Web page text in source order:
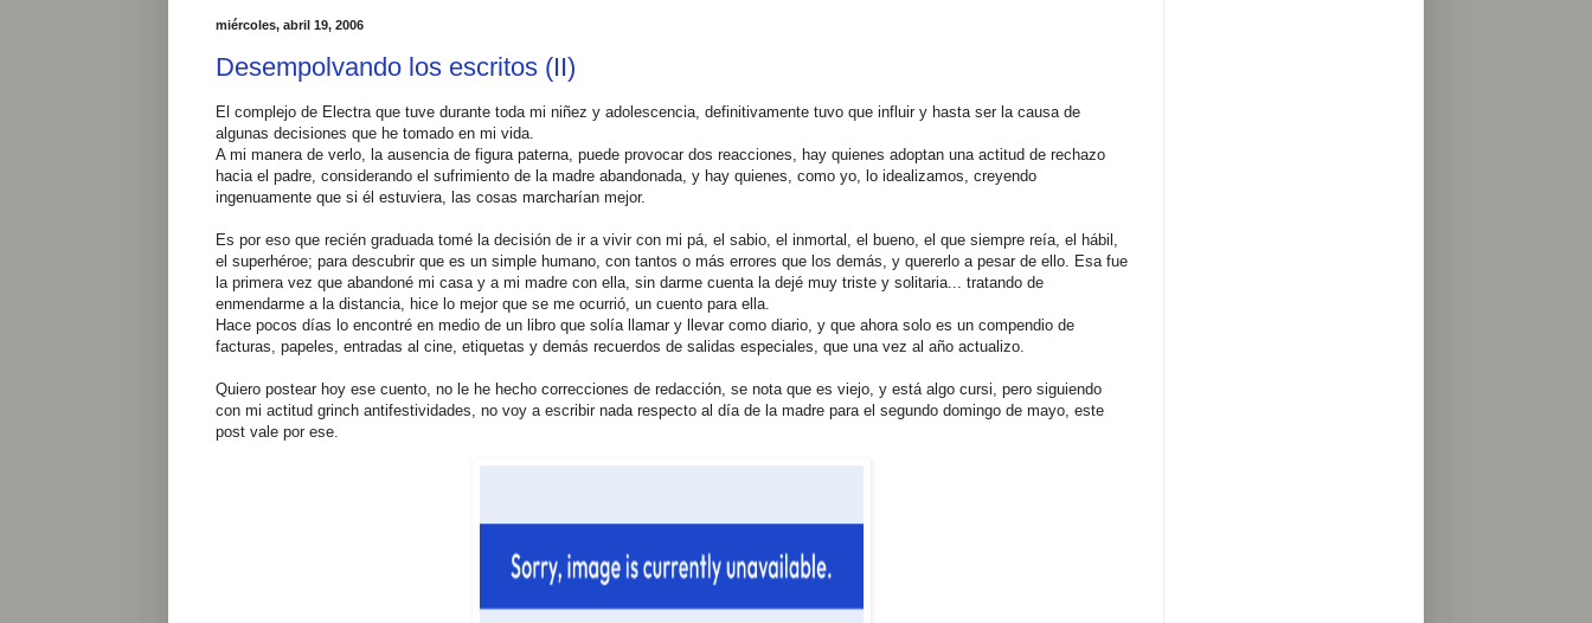
miércoles, abril 19, 2006
Desempolvando los escritos (II)
El complejo de Electra que tuve durante toda mi niñez y adolescencia, definitivamente tuvo que influir y hasta ser la causa de
algunas decisiones que he tomado en mi vida.
A mi manera de verlo, la ausencia de figura paterna, puede provocar dos reacciones, hay quienes adoptan una actitud de rechazo
hacia el padre, considerando el sufrimiento de la madre abandonada, y hay quienes, como yo, lo idealizamos, creyendo
ingenuamente que si él estuviera, las cosas marcharían mejor.
Es por eso que recién graduada tomé la decisión de ir a vivir con mi pá, el sabio, el inmortal, el bueno, el que siempre reía, el hábil,
el superhéroe; para descubrir que es un simple humano, con tantos o más errores que los demás, y quererlo a pesar de ello. Esa fue
la primera vez que abandoné mi casa y a mi madre con ella, sin darme cuenta la dejé muy triste y solitaria... tratando de
enmendarme a la distancia, hice lo mejor que se me ocurrió, un cuento para ella.
Hace pocos días lo encontré en medio de un libro que solía llamar y llevar como diario, y que ahora solo es un compendio de
facturas, papeles, entradas al cine, etiquetas y demás recuerdos de salidas especiales, que una vez al año actualizo.
Quiero postear hoy ese cuento, no le he hecho correcciones de redacción, se nota que es viejo, y está algo cursi, pero siguiendo
con mi actitud grinch antifestividades, no voy a escribir nada respecto al día de la madre para el segundo domingo de mayo, este
post vale por ese.